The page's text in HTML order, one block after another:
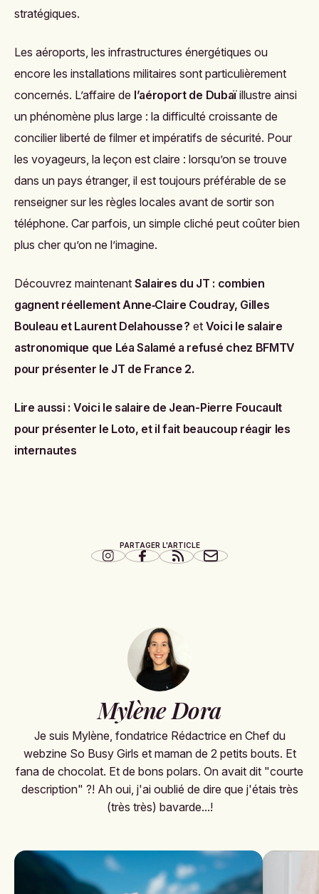
stratégiques.
Les aéroports, les infrastructures énergétiques ou
encore les installations militaires sont particulièrement
concernés. L’affaire de l’aéroport de Dubaïillustre ainsi
un phénomène plus large : la difficulté croissante de
concilier liberté de filmer et impératifs de sécurité. Pour
les voyageurs, la leçon est claire : lorsqu’on se trouve
dans un pays étranger, il est toujours préférable de se
renseigner sur les règles locales avant de sortir son
téléphone. Car parfois, un simple cliché peut coûter bien
plus cher qu’on ne l’imagine.
Découvrez maintenant Salaires du JT : combien
gagnent réellement Anne‑Claire Coudray, Gilles
Bouleau et Laurent Delahousse ? et Voici le salaire
astronomique que Léa Salamé a refusé chez BFMTV
pour présenter le JT de France 2.
Lire aussi : Voici le salaire de Jean-Pierre Foucault
pour présenter le Loto, et il fait beaucoup réagir les
internautes
PARTAGER L'ARTICLE
Mylène Dora
Je suis Mylène, fondatrice Rédactrice en Chef du
webzine So Busy Girls et maman de 2 petits bouts. Et
fana de chocolat. Et de bons polars. On avait dit "courte
description" ?! Ah oui, j'ai oublié de dire que j'étais très
(très très) bavarde...!